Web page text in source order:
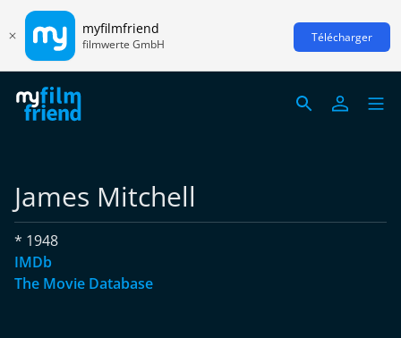
myfilmfriend
filmwerte GmbH Télécharger
James Mitchell
* 1948
IMDb
The Movie Database